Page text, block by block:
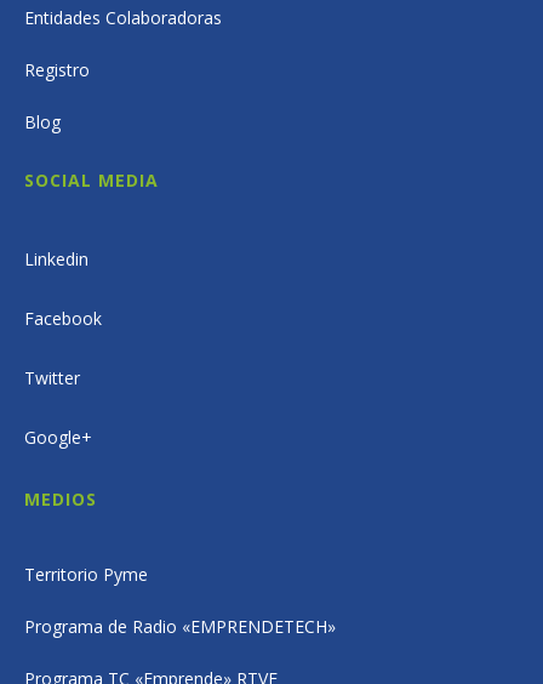
Entidades Colaboradoras
Registro
Blog
SOCIAL MEDIA
Linkedin
Facebook
Twitter
Google+
MEDIOS
Territorio Pyme
Programa de Radio «EMPRENDETECH»
Programa TC «Emprende» RTVE